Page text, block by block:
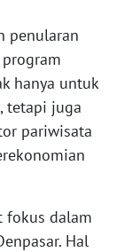
penularan
hanya untuk
tetapi juga
pariwisata
fokus dalam
Hal